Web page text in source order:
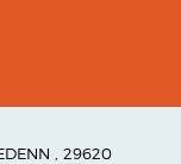
, 29620